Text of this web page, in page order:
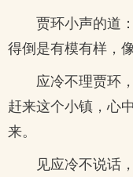
贾环小声的道
得倒是有模有样，
应冷不理贾环
赶来这个小镇，心
来。
见应冷不说话